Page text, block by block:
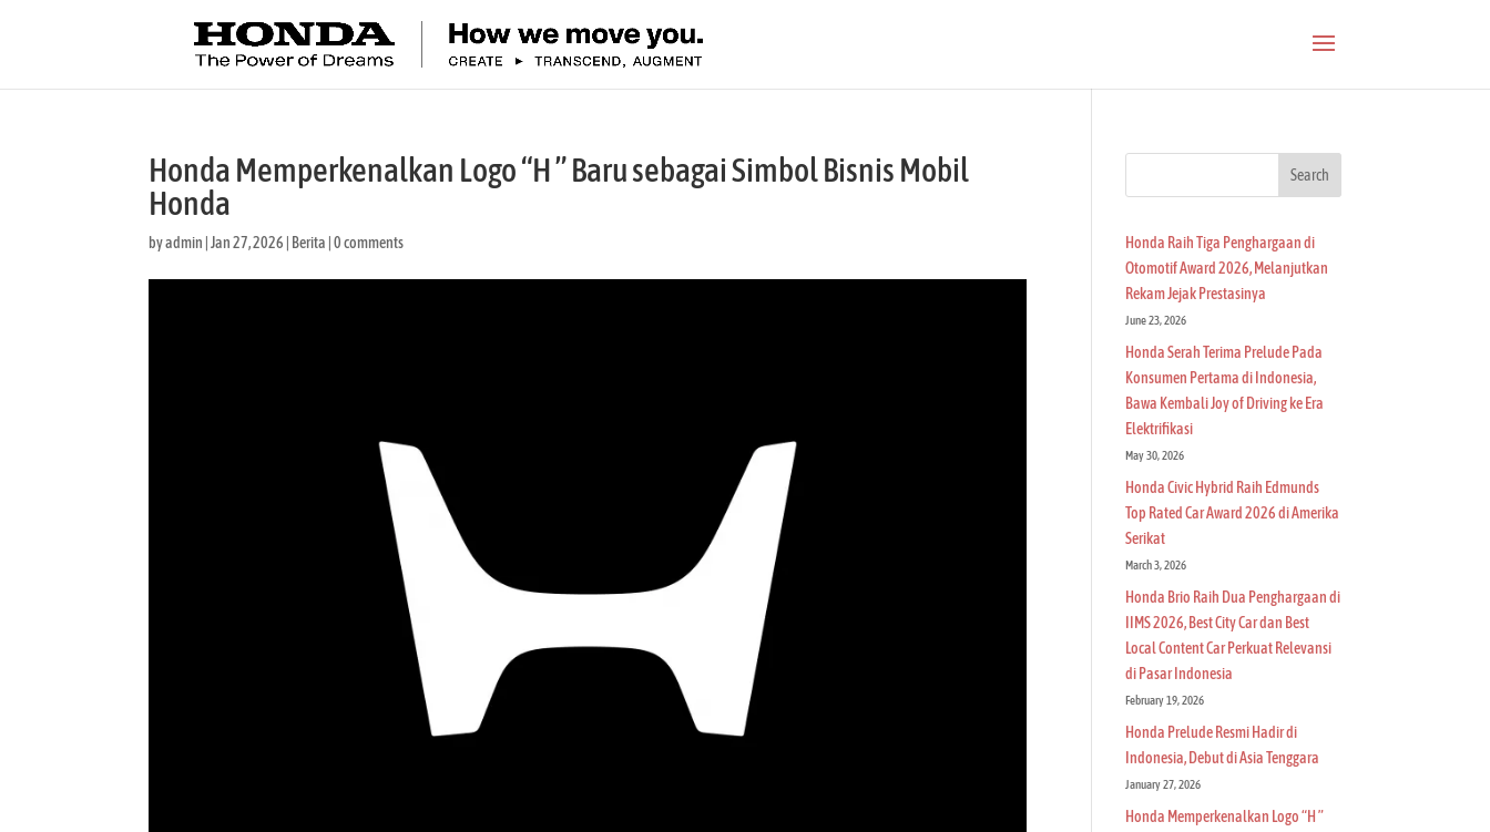
Honda Memperkenalkan Logo “H ” Baru sebagai Simbol Bisnis Mobil
Honda
byadmin |Jan 27, 2026 Berita |0 comments
Search
Honda Raih Tiga Penghargaan di
Otomotif Award 2026, Melanjutkan
Rekam Jejak Prestasinya
June 23, 2026
Honda Serah Terima Prelude Pada
Konsumen Pertama di Indonesia,
Bawa Kembali Joy of Driving ke Era
Elektrifikasi
May 30, 2026
Honda Civic Hybrid Raih Edmunds
Top Rated Car Award 2026 di Amerika
Serikat
March 3, 2026
Honda Brio Raih Dua Penghargaan di
IIMS 2026, Best City Car dan Best
Local Content Car Perkuat Relevansi
di Pasar Indonesia
February 19, 2026
Honda Prelude Resmi Hadir di
Indonesia, Debut di Asia Tenggara
January 27, 2026
Honda Memperkenalkan Logo “H ”